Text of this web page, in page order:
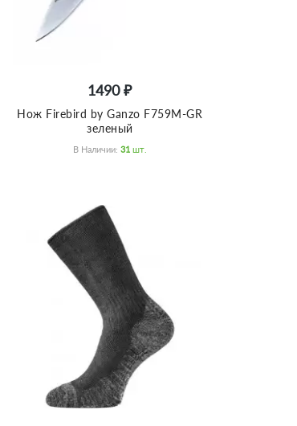
1490 ₽
Нож Firebird by Ganzo F759M-GR
зеленый
В Наличии: 31 Шт.